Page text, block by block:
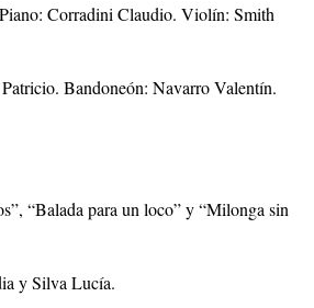
Corradini Claudio. Violín: Smith
Bandoneón: Navarro Valentín.
“Balada para un loco” y “Milonga sin
y Silva Lucía.